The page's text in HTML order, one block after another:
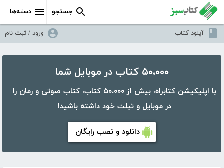
دسته‌ها جستجو
آپلود کتاب ورود / ثبت نام
۵۰،۰۰۰ کتاب در موبایل شما
با اپلیکیشن کتابراه، بیش از ۵۰،۰۰۰ کتاب، کتاب صوتی و رمان را
در موبایل و تبلت خود داشته باشید!
دانلود و نصب رایگان